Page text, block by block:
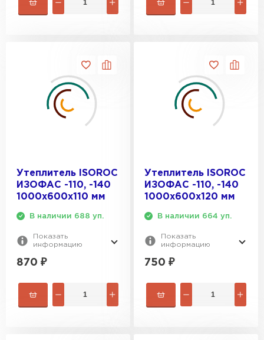
Утеплитель ISOROC
ИЗОФАС -110, -140
1000х600х110 мм
В наличии 688 уп.
Показать
информацию
870 ₽
Утеплитель ISOROC
ИЗОФАС -110, -140
1000х600х120 мм
В наличии 664 уп.
Показать
информацию
750 ₽